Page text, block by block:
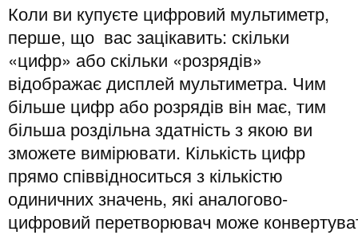
Коли ви купуєте цифровий мультиметр,
перше, що вас зацікавить: скільки
«цифр» або скільки «розрядів»
відображає дисплей мультиметра. Чим
більше цифр або розрядів він має, тим
більша роздільна здатність з якою ви
зможете вимірювати. Кількість цифр
прямо співвідноситься з кількістю
одиничних значень, які аналогово-
цифровий перетворювач може